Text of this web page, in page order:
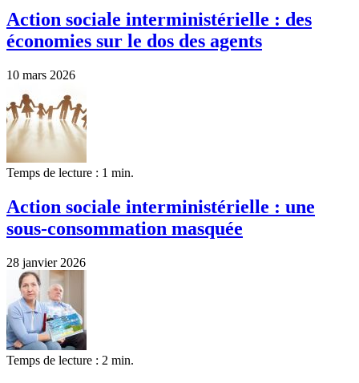
Action sociale interministérielle : des
économies sur le dos des agents
10 mars 2026
Temps de lecture : 1 min.
Action sociale interministérielle : une
sous-consommation masquée
28 janvier 2026
Temps de lecture : 2 min.